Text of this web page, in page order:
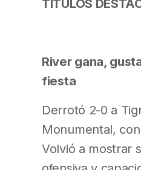
TITULOS
River gana,
fiesta
Derrotó 2-0 a
Monumental,
Volvió a mostrar